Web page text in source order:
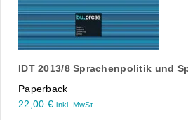
IDT 2013/8 Sprachenpolitik und
Paperback
22,00 € inkl. MwSt.